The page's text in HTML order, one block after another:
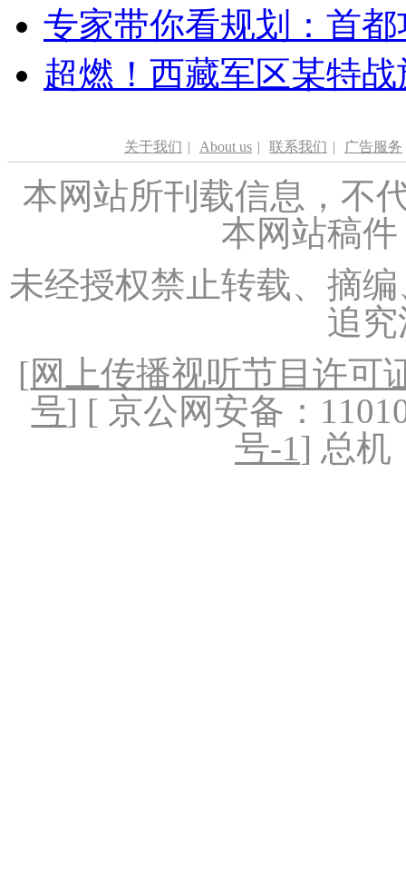
专家带你看规划：首
超燃！西藏军区某特
关于我们 | About us | 联系我们 | 广告服务
本网站所刊载信息，不
本网站稿
未经授权禁止转载、摘
追
[网上传播视听节目许可
号] [ 京公网安备：
号-1] 总机